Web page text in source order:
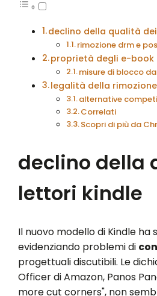
declino della qualità
rimozione drm e
proprietà degli e-book
misure di blocco
legalità della
alternative
Correlati
Scopri di più da
declino della
lettori kindle
Il nuovo modello di Kindle
evidenziando problemi di
progettuali discutibili. Le
Officer di Amazon, Panos
more cut corners", non